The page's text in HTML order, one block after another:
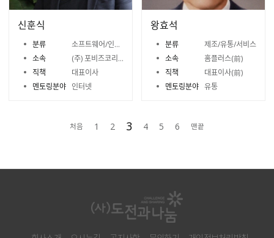
신훈식
분류
소프트웨어/인터넷/모바일
소속
(주) 포비즈코리아
직책
대표이사
멘토링분야 인터넷
왕효석
분류
제조/유통/서비스
소속
홈플러스(前)
직책
대표이사(前)
멘토링분야 유통
처음 1 2 3 4 5 6 맨끝